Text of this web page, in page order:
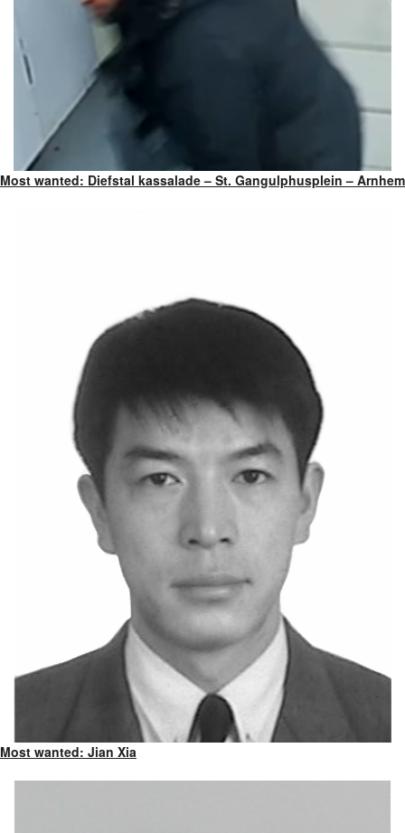
Most wanted: Diefstal kassalade – St. Gangulphusplein – Arnhem
Most wanted: Jian Xia